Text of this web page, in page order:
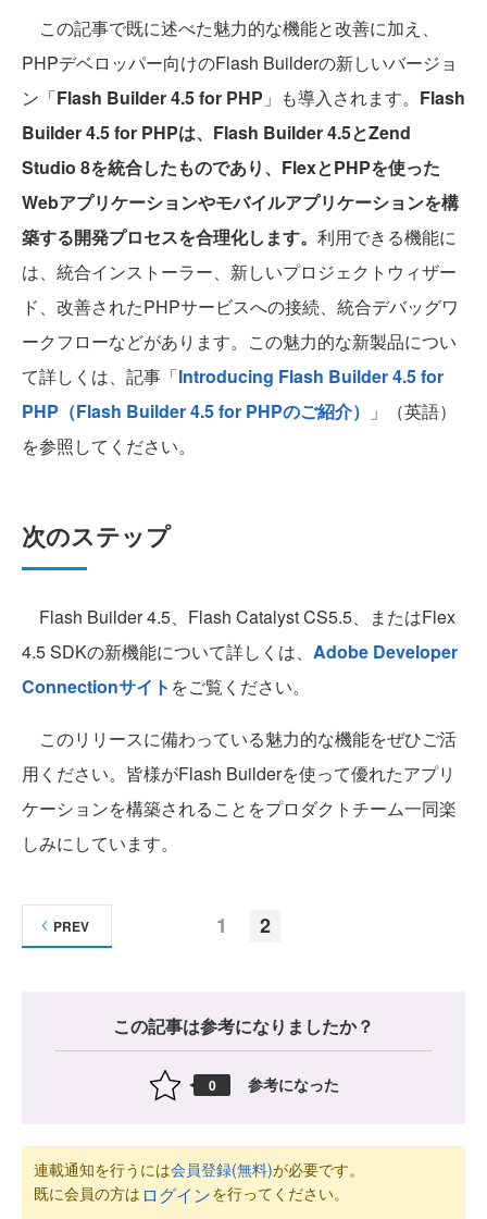
この記事で既に述べた魅力的な機能と改善に加え、
PHPデベロッパー向けのFlash Builderの新しいバージョ
ン「Flash Builder 4.5 for PHP 」も導入されます。 Flash
Builder 4.5 for PHPは、Flash Builder 4.5とZend
Studio 8を統合したものであり、FlexとPHPを使った
Webアプリケーションやモバイルアプリケーションを構
築する開発プロセスを合理化します。 利用できる機能に
は、統合インストーラー、新しいプロジェクトウィザー
ド、改善されたPHPサービスへの接続、統合デバッグワ
ークフローなどがあります。この魅力的な新製品につい
て詳しくは、記事「Introducing Flash Builder 4.5 for
PHP（Flash Builder 4.5 for PHPのご紹介）
」（英語）
を参照してください。
次のステップ
Flash Builder 4.5、Flash Catalyst CS5.5、またはFlex
4.5 SDKの新機能について詳しくは、 Adobe Developer
Connectionサイト をご覧ください。
このリリースに備わっている魅力的な機能をぜひご活
用ください。皆様がFlash Builderを使って優れたアプリ
ケーションを構築されることをプロダクトチーム一同楽
しみにしています。
1 2
PREV
この記事は参考になりましたか？
0 参考になった
連載通知を行うには会員登録(無料)が必要です。
既に会員の方は ログインを行ってください。